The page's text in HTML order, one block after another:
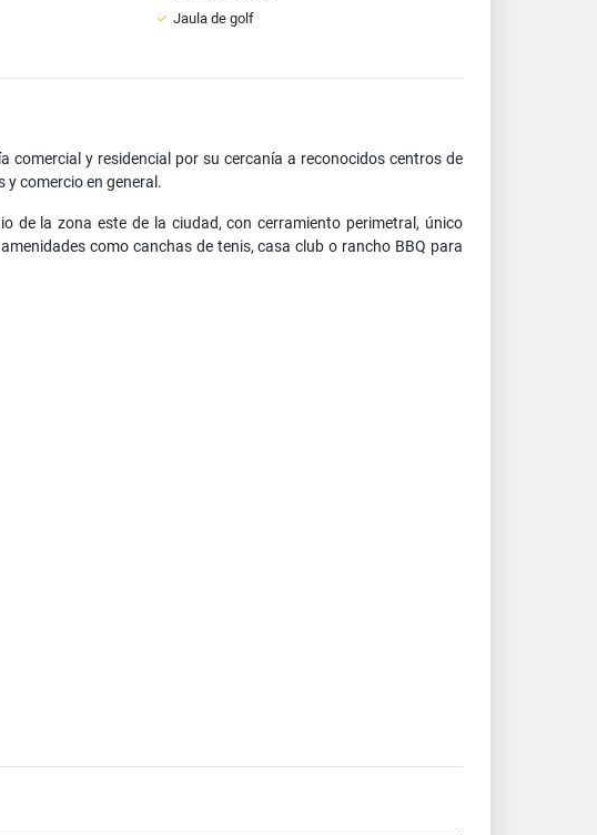
Jaula de golf
y residencial por su cercanía a reconocidos centros de
y comercio en general.
de la zona este de la ciudad, con cerramiento perimetral, único
como canchas de tenis, casa club o rancho BBQ para